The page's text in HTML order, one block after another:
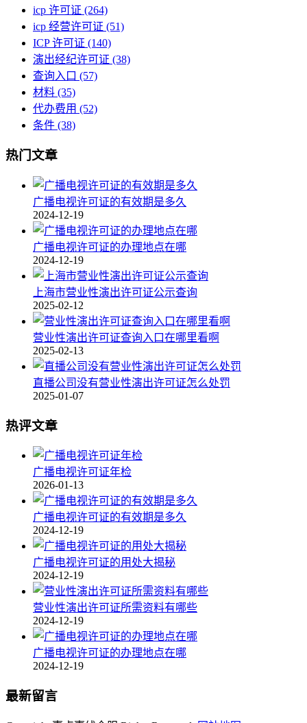
icp 许可证 (264)
icp 经营许可证 (51)
ICP 许可证 (140)
演出经纪许可证 (38)
查询入口 (57)
材料 (35)
代办费用 (52)
条件 (38)
热门文章
广播电视许可证的有效期是多久
2024-12-19
广播电视许可证的办理地点在哪
2024-12-19
上海市营业性演出许可证公示查询
2025-02-12
营业性演出许可证查询入口在哪里看啊
2025-02-13
直播公司没有营业性演出许可证怎么处罚
2025-01-07
热评文章
广播电视许可证年检
2026-01-13
广播电视许可证的有效期是多久
2024-12-19
广播电视许可证的用处大揭秘
2024-12-19
营业性演出许可证所需资料有哪些
2024-12-19
广播电视许可证的办理地点在哪
2024-12-19
最新留言